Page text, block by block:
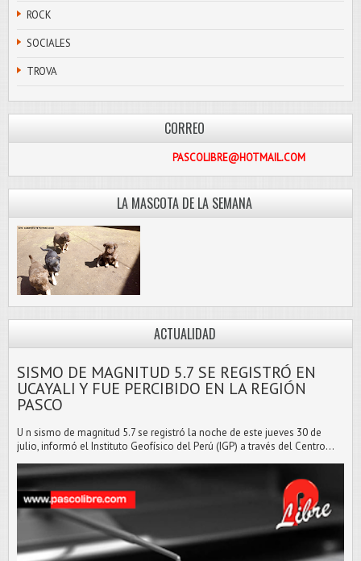
ROCK
SOCIALES
TROVA
CORREO
PASCOLIBRE@HOTMAIL.COM
LA MASCOTA DE LA SEMANA
ACTUALIDAD
SISMO DE MAGNITUD 5.7 SE REGISTRÓ EN
UCAYALI Y FUE PERCIBIDO EN LA REGIÓN
PASCO
U n sismo de magnitud 5.7 se registró la noche de este jueves 30 de
julio, informó el Instituto Geofísico del Perú (IGP) a través del Centro...